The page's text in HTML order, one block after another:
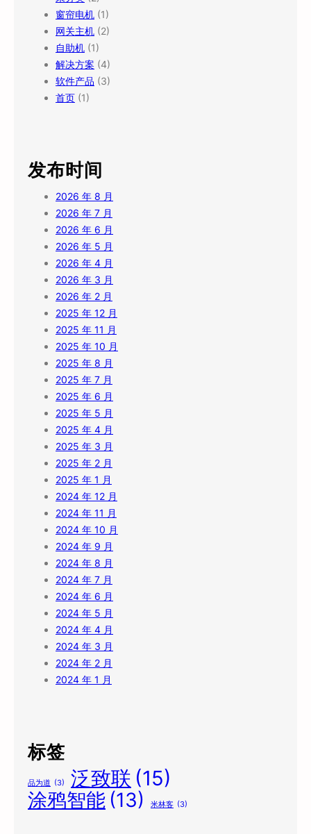
窗帘电机 (1)
网关主机 (2)
自助机 (1)
解决方案 (4)
软件产品 (3)
首页 (1)
发布时间
2026 年 8 月
2026 年 7 月
2026 年 6 月
2026 年 5 月
2026 年 4 月
2026 年 3 月
2026 年 2 月
2025 年 12 月
2025 年 11 月
2025 年 10 月
2025 年 8 月
2025 年 7 月
2025 年 6 月
2025 年 5 月
2025 年 4 月
2025 年 3 月
2025 年 2 月
2025 年 1 月
2024 年 12 月
2024 年 11 月
2024 年 10 月
2024 年 9 月
2024 年 8 月
2024 年 7 月
2024 年 6 月
2024 年 5 月
2024 年 4 月
2024 年 3 月
2024 年 2 月
2024 年 1 月
标签
品为道 (3) 泛致联 (15)
涂鸦智能 (13) 米林客 (3)